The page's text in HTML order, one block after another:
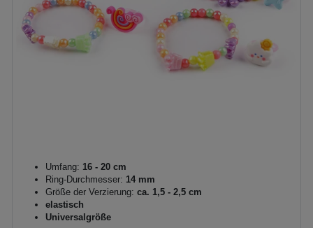
Umfang: 16 - 20 cm
Ring-Durchmesser: 14 mm
Größe der Verzierung: ca. 1,5 - 2,5 cm
elastisch
Universalgröße